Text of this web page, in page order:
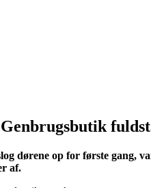
dørene op for første gang,
af.